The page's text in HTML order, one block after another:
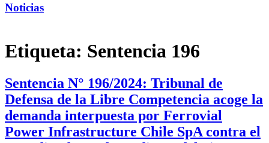
Noticias
Etiqueta: Sentencia 196
Sentencia N° 196/2024: Tribunal de
Defensa de la Libre Competencia acoge la
demanda interpuesta por Ferrovial
Power Infrastructure Chile SpA contra el